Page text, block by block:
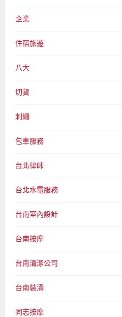
企業
住宿旅遊
八大
切貨
刺繡
包車服務
台北律師
台北水電服務
台南室內設計
台南按摩
台南清潔公司
台南裝潢
同志按摩